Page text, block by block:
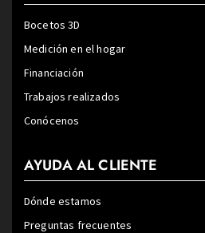
Bocetos 3D
Medición en el hogar
Financiación
Trabajos realizados
Conócenos
AYUDA AL CLIENTE
Dónde estamos
Preguntas frecuentes